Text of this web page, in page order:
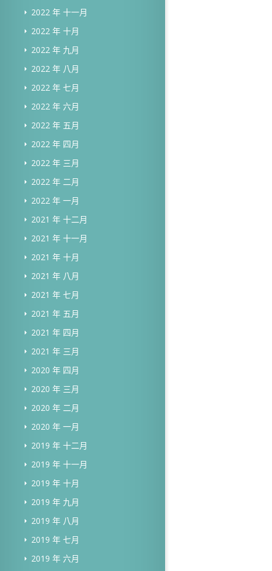
2022 年 十一月
2022 年 十月
2022 年 九月
2022 年 八月
2022 年 七月
2022 年 六月
2022 年 五月
2022 年 四月
2022 年 三月
2022 年 二月
2022 年 一月
2021 年 十二月
2021 年 十一月
2021 年 十月
2021 年 八月
2021 年 七月
2021 年 五月
2021 年 四月
2021 年 三月
2020 年 四月
2020 年 三月
2020 年 二月
2020 年 一月
2019 年 十二月
2019 年 十一月
2019 年 十月
2019 年 九月
2019 年 八月
2019 年 七月
2019 年 六月